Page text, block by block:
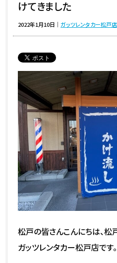
けてきました
2022年1月10日 ｜ガッツレンタカー松戸店
松戸の皆さんこんにちは、
ガッツレンタカー松戸店です。